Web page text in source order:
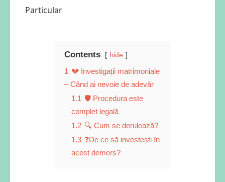
Contents hide
1 💔 Investigații matrimoniale
– Când ai nevoie de adevăr
1.1 🛡️ Procedura este
complet legală
1.2 🔍 Cum se derulează?
1.3 ❓De ce să investești în
acest demers?